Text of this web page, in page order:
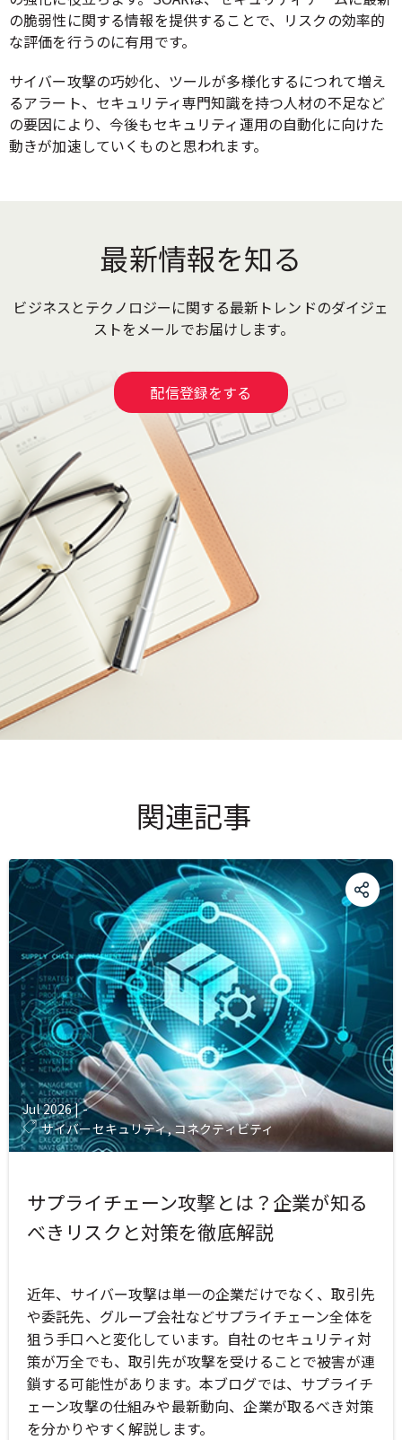
の脆弱性に関する情報を提供することで、リスクの効率的
な評価を行うのに有用です。
サイバー攻撃の巧妙化、ツールが多様化するにつれて増え
るアラート、セキュリティ専門知識を持つ人材の不足など
の要因により、今後もセキュリティ運用の自動化に向けた
動きが加速していくものと思われます。
最新情報を知る
ビジネスとテクノロジーに関する最新トレンドのダイジェ
ストをメールでお届けします。
配信登録をする
関連記事
Jul 2026|-
サイバーセキュリティ, コネクティビティ
サプライチェーン攻撃とは？企業が知る
べきリスクと対策を徹底解説
近年、サイバー攻撃は単一の企業だけでなく、取引先
や委託先、グループ会社などサプライチェーン全体を
狙う手口へと変化しています。自社のセキュリティ対
策が万全でも、取引先が攻撃を受けることで被害が連
鎖する可能性があります。本ブログでは、サプライチ
ェーン攻撃の仕組みや最新動向、企業が取るべき対策
を分かりやすく解説します。